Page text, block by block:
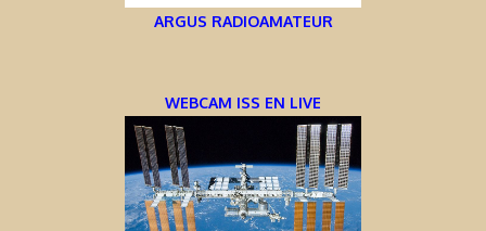
ARGUS RADIOAMATEUR
WEBCAM ISS EN LIVE